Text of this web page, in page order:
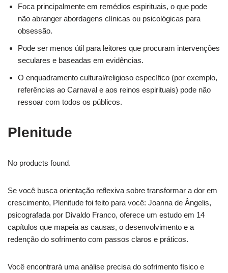
Foca principalmente em remédios espirituais, o que pode
não abranger abordagens clínicas ou psicológicas para
obsessão.
Pode ser menos útil para leitores que procuram intervenções
seculares e baseadas em evidências.
O enquadramento cultural/religioso específico (por exemplo,
referências ao Carnaval e aos reinos espirituais) pode não
ressoar com todos os públicos.
Plenitude
No products found.
Se você busca orientação reflexiva sobre transformar a dor em
crescimento, Plenitude foi feito para você: Joanna de Ângelis,
psicografada por Divaldo Franco, oferece um estudo em 14
capítulos que mapeia as causas, o desenvolvimento e a
redenção do sofrimento com passos claros e práticos.
Você encontrará uma análise precisa do sofrimento físico e